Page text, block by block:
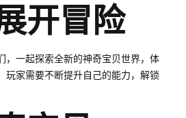
开冒险
，一起探索全新的神奇宝贝世界，体
玩家需要不断提升自己的能力，解锁